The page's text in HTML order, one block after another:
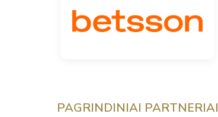
PAGRINDINIAI PARTNERIAI